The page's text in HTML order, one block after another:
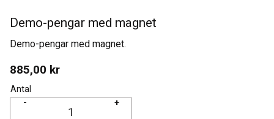
Demo-pengar med magnet
Demo-pengar med magnet.
885,00 kr
Antal
+
-